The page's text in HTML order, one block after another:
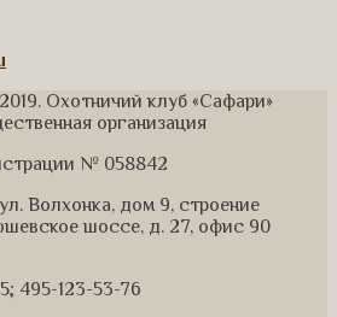
Охотничий клуб «Сафари»
организация
№ 058842
Волхонка, дом 9, строение
шоссе, д. 27, офис 90
495-123-53-76